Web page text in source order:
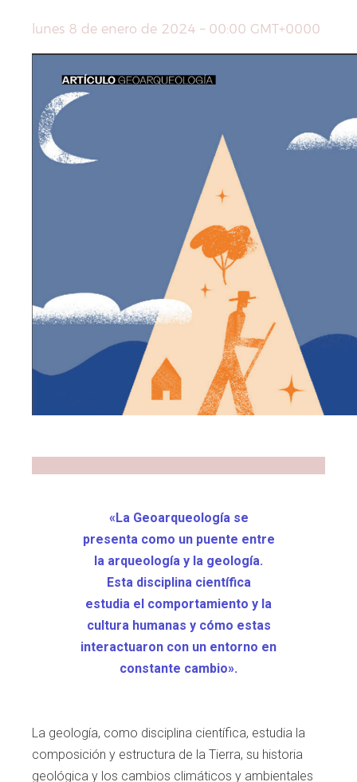
lunes 8 de enero de 2024 – 00:00 GMT+0000
Facebook
X
WhatsApp
Copy
Lin
«La Geoarqueología se
presenta como un puente entre
la arqueología y la geología.
Esta disciplina científica
estudia el comportamiento y la
cultura humanas y cómo estas
interactuaron con un entorno en
constante cambio».
La geología, como disciplina científica, estudia la
composición y estructura de la Tierra, su historia
geológica y los cambios climáticos y ambientales